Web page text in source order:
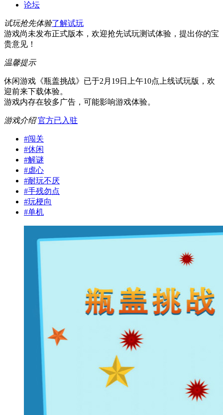
论坛
试玩抢先体验了解试玩
游戏尚未发布正式版本，欢迎抢先试玩测试体验，提出你的宝
贵意见！
温馨提示
休闲游戏《瓶盖挑战》已于2月19日上午10点上线试玩版，欢
迎前来下载体验。
游戏内存在较多广告，可能影响游戏体验。
游戏介绍 官方已入驻
#闯关
#休闲
#解谜
#虐心
#耐玩不厌
#手残勿点
#玩梗向
#单机